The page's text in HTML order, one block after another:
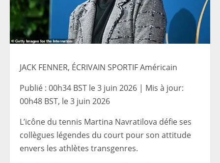
JACK FENNER, ÉCRIVAIN SPORTIF Américain
Publié : 00h34 BST le 3 juin 2026 | Mis à jour:
00h48 BST, le 3 juin 2026
L’icône du tennis Martina Navratilova défie ses
collègues légendes du court pour son attitude
envers les athlètes transgenres.